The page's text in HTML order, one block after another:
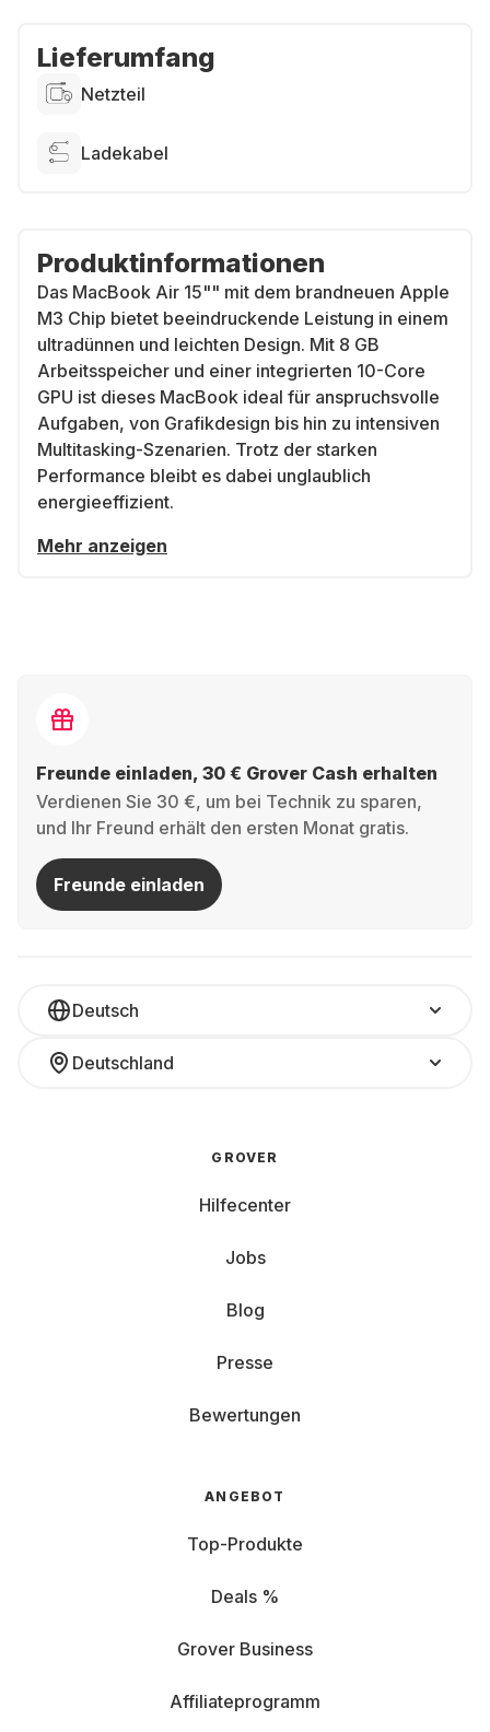
Lieferumfang
Netzteil
Ladekabel
Produktinformationen
Das MacBook Air 15"" mit dem brandneuen Apple
M3 Chip bietet beeindruckende Leistung in einem
ultradünnen und leichten Design. Mit 8 GB
Arbeitsspeicher und einer integrierten 10-Core
GPU ist dieses MacBook ideal für anspruchsvolle
Aufgaben, von Grafikdesign bis hin zu intensiven
Multitasking-Szenarien. Trotz der starken
Performance bleibt es dabei unglaublich
energieeffizient.
Mehr anzeigen
Freunde einladen, 30 € Grover Cash erhalten
Verdienen Sie 30 €, um bei Technik zu sparen,
und Ihr Freund erhält den ersten Monat gratis.
Freunde einladen
Deutsch
Deutschland
GROVER
Hilfecenter
Jobs
Blog
Presse
Bewertungen
ANGEBOT
Top-Produkte
Deals %
Grover Business
Affiliateprogramm